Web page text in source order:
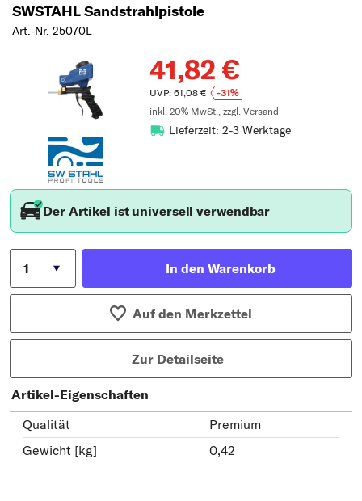
SWSTAHL Sandstrahlpistole
Art.-Nr. 25070L
41,82 €
UVP: 61,08 €
-31%
inkl. 20% MwSt., zzgl. Versand
Lieferzeit: 2-3 Werktage
Der Artikel ist universell verwendbar
In den Warenkorb
Auf den Merkzettel
Zur Detailseite
Artikel-Eigenschaften
Qualität
Premium
Gewicht [kg]
0,42